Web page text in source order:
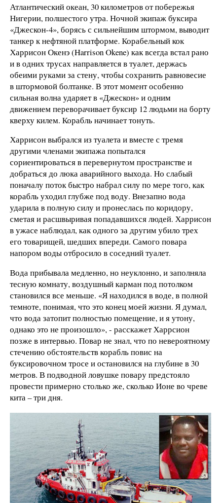
Атлантический океан, 30 километров от побережья
Нигерии, полшестого утра. Ночной экипаж буксира
«Джескон-4», борясь с сильнейшим штормом, выводит
танкер к нефтяной платформе. Корабельный кок
Харрисон Окенэ (Harrison Okene) как всегда встал рано
и в одних трусах направляется в туалет, держась
обеими руками за стену, чтобы сохранить равновесие
в штормовой болтанке. В этот момент особенно
сильная волна ударяет в «Джескон» и одним
движением переворачивает буксир 12 людьми на борту
кверху килем. Корабль начинает тонуть.
Харрисон выбрался из туалета и вместе с тремя
другими членами экипажа попытался
сориентироваться в перевернутом пространстве и
добраться до люка аварийного выхода. Но слабый
поначалу поток быстро набрал силу по мере того, как
корабль уходил глубже под воду. Внезапно вода
ударила в полную силу и пронеслась по коридору,
сметая и расшвыривая попадавшихся людей. Харрисон
в ужасе наблюдал, как одного за другим убило трех
его товарищей, шедших впереди. Самого повара
напором воды отбросило в соседний туалет.
Вода прибывала медленно, но неуклонно, и заполняла
тесную комнату, воздушный карман под потолком
становился все меньше. «Я находился в воде, в полной
темноте, понимая, что это конец моей жизни. Я думал,
что вода затопит полностью помещение, и я утону,
однако это не произошло», - расскажет Харрсион
позже в интервью. Повар не знал, что по невероятному
стечению обстоятельств корабль повис на
буксировочном тросе и остановился на глубине в 30
метров. В подводной ловушке повару предстояло
провести примерно столько же, сколько Ионе во чреве
кита – три дня.